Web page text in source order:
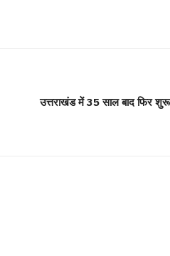
उत्तराखंड में 35 साल बाद फिर शुरू